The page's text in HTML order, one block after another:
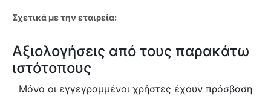
Σχετικά με την εταιρεία:
Αξιολογήσεις από τους παρακάτω
ιστότοπους
Μόνο οι εγγεγραμμένοι χρήστες έχουν πρόσβαση